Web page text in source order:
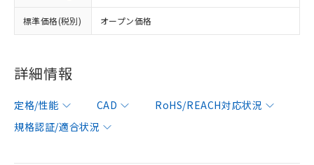
標準価格(税別) オープン価格
詳細情報
定格/性能 CAD
RoHS/REACH対応状況
規格認証/適合状況